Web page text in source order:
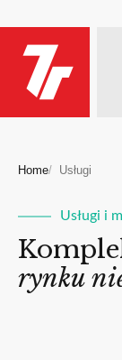
Home Usługi
Usługi i
rynku